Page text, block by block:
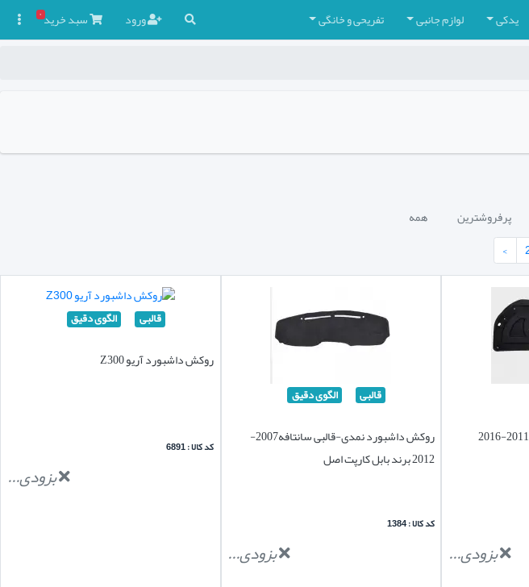
یدکی لوازم جانبی تفریحی و خانگی ورود سبدخرید۰
پرفروشترین
همه
›
بزودی...
قالبی الگوی دقیق
روکش داشبورد نمدی-قالبی سانتافه2007-
2012 برند بابل کارپت اصل
کد کالا : 1384
بزودی...
قالبی الگوی دقیق
روکش داشبورد آریو Z300
کد کالا : 6891
بزودی...